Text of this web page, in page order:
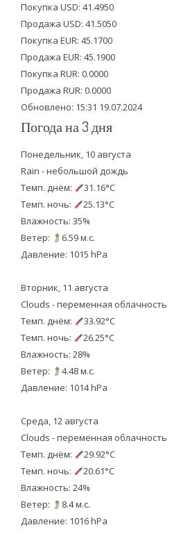
t
e
r
b
o
o
k
u
b
e
Покупка USD: 41.4950
Продажа USD: 41.5050
Покупка EUR: 45.1700
Продажа EUR: 45.1900
Покупка RUR: 0.0000
Продажа RUR: 0.0000
Обновлено: 15:31 19.07.2024
Погода на 3 дня
Понедельник, 10 августа
Rain - небольшой дождь
Темп. днём:
31.16°C
Темп. ночь:
25.13°C
Влажность: 35%
Ветер:
6.59 м.с.
Давление: 1015 hPa
Вторник, 11 августа
Clouds - переменная облачность
Темп. днём:
33.92°C
Темп. ночь:
26.25°C
Влажность: 28%
Ветер:
4.48 м.с.
Давление: 1014 hPa
Среда, 12 августа
Clouds - переменная облачность
Темп. днём:
29.92°C
Темп. ночь:
20.61°C
Влажность: 24%
Ветер:
8.4 м.с.
Давление: 1016 hPa